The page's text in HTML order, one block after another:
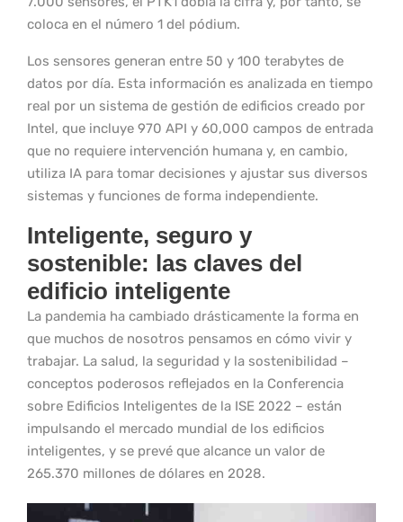
coloca en el número 1 del pódium.
Los sensores generan entre 50 y 100 terabytes de
datos por día. Esta información es analizada en tiempo
real por un sistema de gestión de edificios creado por
Intel, que incluye 970 API y 60,000 campos de entrada
que no requiere intervención humana y, en cambio,
utiliza IA para tomar decisiones y ajustar sus diversos
sistemas y funciones de forma independiente.
Inteligente, seguro y
sostenible: las claves del
edificio inteligente
La pandemia ha cambiado drásticamente la forma en
que muchos de nosotros pensamos en cómo vivir y
trabajar. La salud, la seguridad y la sostenibilidad –
conceptos poderosos reflejados en la Conferencia
sobre Edificios Inteligentes de la ISE 2022 – están
impulsando el mercado mundial de los edificios
inteligentes, y se prevé que alcance un valor de
265.370 millones de dólares en 2028.